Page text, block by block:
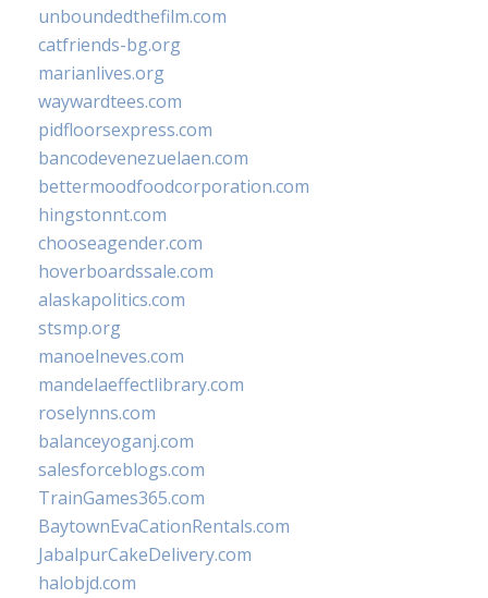
unboundedthefilm.com
catfriends-bg.org
marianlives.org
waywardtees.com
pidfloorsexpress.com
bancodevenezuelaen.com
bettermoodfoodcorporation.com
hingstonnt.com
chooseagender.com
hoverboardssale.com
alaskapolitics.com
stsmp.org
manoelneves.com
mandelaeffectlibrary.com
roselynns.com
balanceyoganj.com
salesforceblogs.com
TrainGames365.com
BaytownEvaCationRentals.com
JabalpurCakeDelivery.com
halobjd.com